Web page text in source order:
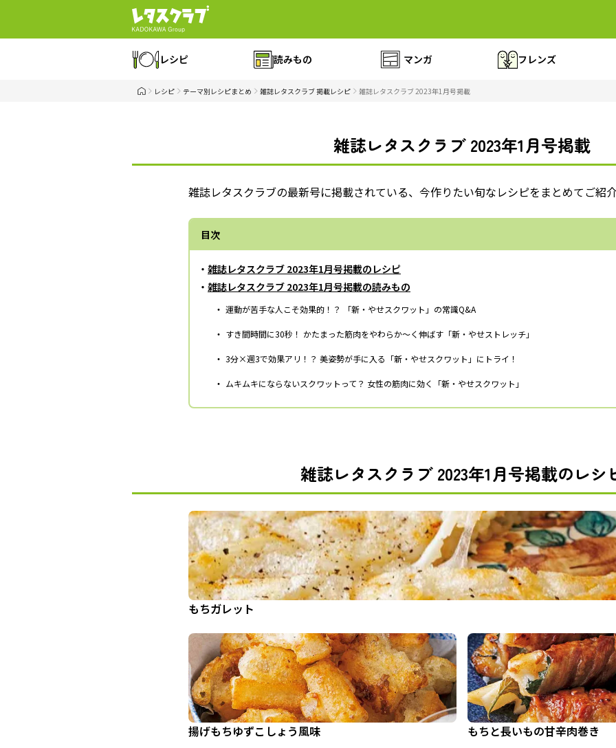
レシピ 読みもの マンガ フレンズ
レシピ テーマ別レシピまとめ 雑誌レタスクラブ 掲載レシピ 雑誌レタスクラブ 2023年1月号掲載
雑誌レタスクラブ 2023年1月号掲載
雑誌レタスクラブの最新号に掲載されている、今作りたい旬なレシピをまとめてご紹
目次
・ 雑誌レタスクラブ 2023年1月号掲載のレシピ
・ 雑誌レタスクラブ 2023年1月号掲載の読みもの
・ 運動が苦手な人こそ効果的！？ 「新・やせスクワット」の常識Q&A
・ すき間時間に30秒！ かたまった筋肉をやわらか〜く伸ばす「新・やせストレッチ」
・ 3分×週3で効果アリ！？ 美姿勢が手に入る「新・やせスクワット」にトライ！
・ ムキムキにならないスクワットって？ 女性の筋肉に効く「新・やせスクワット」
雑誌レタスクラブ 2023年1月号掲載のレシ
もちガレット
揚げもちゆずこしょう風味 もちと長いもの甘辛肉巻き